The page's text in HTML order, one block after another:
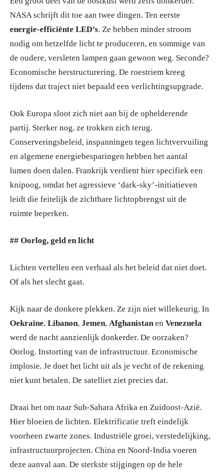
NASA schrijft dit toe aan twee dingen. Ten eerste
energie-efficiënte LED’s. Ze hebben minder stroom
nodig om hetzelfde licht te produceren, en sommige van
de oudere, versleten lampen gaan gewoon weg. Seconde?
Economische herstructurering. De roestriem kreeg
tijdens dat traject niet bepaald een verlichtingsupgrade.
Ook Europa sloot zich niet aan bij de ophelderende
partij. Sterker nog, ze trokken zich terug.
Conserveringsbeleid, inspanningen tegen lichtvervuiling
en algemene energiebesparingen hebben het aantal
lumen doen dalen. Frankrijk verdient hier specifiek een
knipoog, omdat het agressieve ‘dark-sky’-initiatieven
leidt die feitelijk de zichtbare lichtopbrengst uit de
ruimte beperken.
## Oorlog, geld en licht
Lichten vertellen een verhaal als het beleid dat niet doet.
Of als het slecht gaat.
Kijk naar de donkere plekken. Ze zijn niet willekeurig. In
Oekraïne, Libanon, Jemen, Afghanistan en Venezuela
werd de nacht aanzienlijk donkerder. De oorzaken?
Oorlog. Instorting van de infrastructuur. Economische
implosie. Je doet het licht uit als je vecht of de rekening
niet kunt betalen. De satelliet ziet precies dat.
Draai het om naar Sub-Sahara Afrika en Zuidoost-Azië.
Hier bloeien de lichten. Elektrificatie treft eindelijk
voorheen zwarte zones. Industriële groei, verstedelijking,
infrastructuurprojecten. China en Noord-India voeren
deze aanval aan. De sterkste stijgingen op de hele